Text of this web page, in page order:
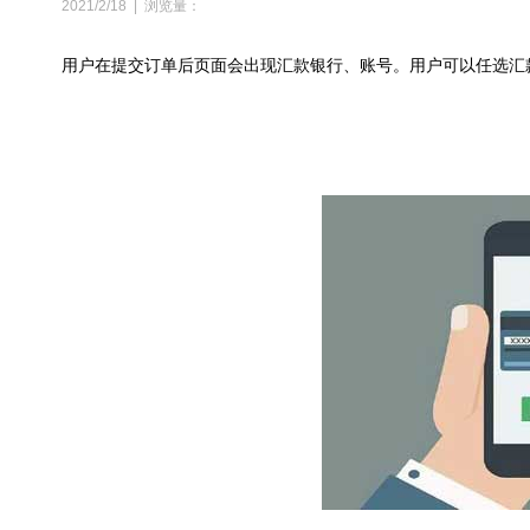
2021/2/18 浏览量：
用户在提交订单后页面会出现汇款银行、账号。用户可以任选汇